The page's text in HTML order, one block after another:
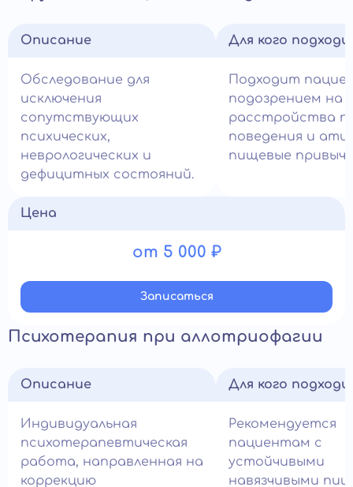
Описание
Обследование для
исключения
сопутствующих
психических,
неврологических и
дефицитных состояний.
Для кого
Подходит
подозрением на
расстройства
поведения и
пищевые
Цена
от 5 000 ₽
Записатьcя
Психотерапия при аллотриофагии
Описание
Индивидуальная
психотерапевтическая
работа, направленная на
коррекцию
Для кого
Рекомендуется
пациентам с
устойчивыми
навязчивыми